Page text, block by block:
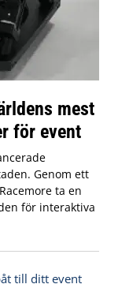
mest
för event
Genom ett
ta en
för interaktiva